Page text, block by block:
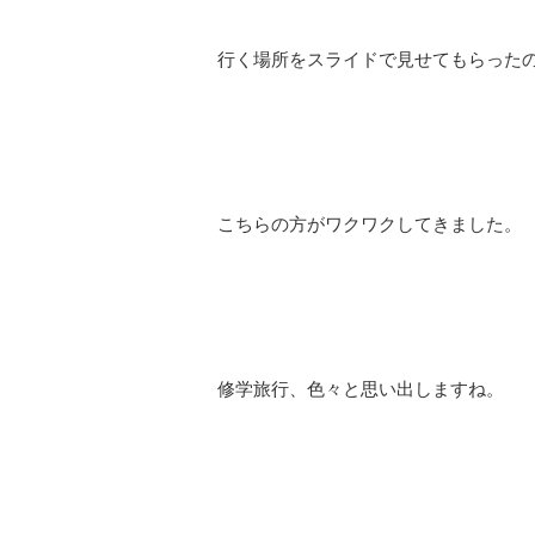
行く場所をスライドで見せてもらった
こちらの方がワクワクしてきました。
修学旅行、色々と思い出しますね。